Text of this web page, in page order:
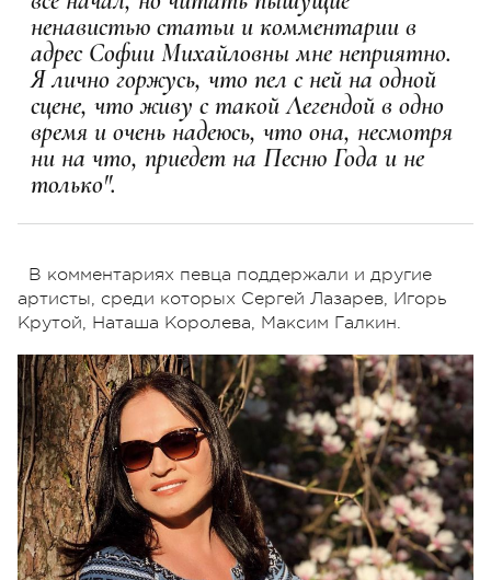
ненавистью статьи и комментарии в
адрес Софии Михайловны мне неприятно.
Я лично горжусь, что пел с ней на одной
сцене, что живу с такой Легендой в одно
время и очень надеюсь, что она, несмотря
ни на что, приедет на Песню Года и не
только".
В комментариях певца поддержали и другие
артисты, среди которых Сергей Лазарев, Игорь
Крутой, Наташа Королева, Максим Галкин.